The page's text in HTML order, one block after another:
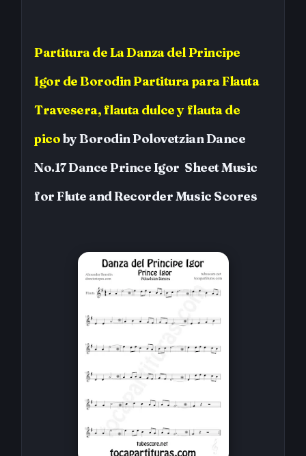
Partitura de La Danza del Principe
Igor de Borodin Partitura para Flauta
Travesera, flauta dulce y flauta de
picobyBorodinPolovetzian Dance
No.17 Dance Prince Igor Sheet Music
for Flute and RecorderMusic Scores